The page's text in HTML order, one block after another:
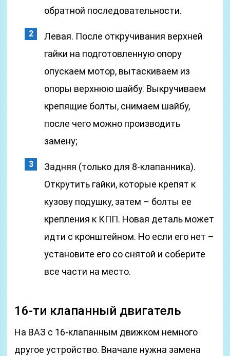
обратной последовательности.
Левая. После откручивания верхней
гайки на подготовленную опору
опускаем мотор, вытаскиваем из
опоры верхнюю шайбу. Выкручиваем
крепящие болты, снимаем шайбу,
после чего можно производить
замену;
Задняя (только для 8-клапанника).
Открутить гайки, которые крепят к
кузову подушку, затем – болты ее
крепления к КПП. Новая деталь может
идти с кронштейном. Но если его нет –
установите его со снятой и соберите
все части на место.
16-ти клапанный двигатель
На ВАЗ с 16-клапанным движком немного
другое устройство. Вначале нужна замена